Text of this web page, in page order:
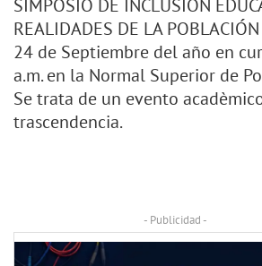
SIMPOSIO DE INCLUSIÓN
REALIDADES DE LA
24 de Septiembre del año en
a.m. en la Normal Superior de
Se trata de un evento
trascendencia.
- Publicidad -